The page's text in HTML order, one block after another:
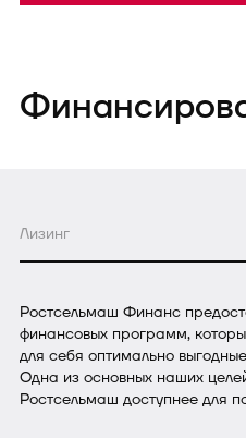
Лизинг
Ростсельмаш Финанс
финансовых программ,
для себя оптимально
Одна из основных наших
Ростсельмаш доступнее для